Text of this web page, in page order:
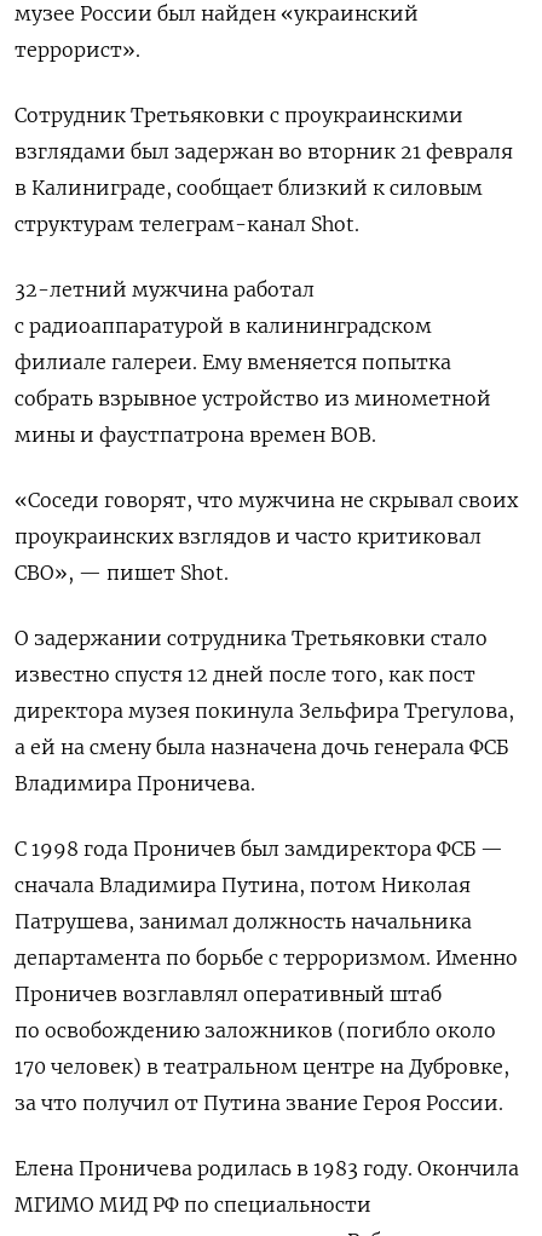
музее России был найден «украинский
террорист».
Сотрудник Третьяковки с проукраинскими
взглядами был задержан во вторник 21 февраля
в Калиниграде, сообщает близкий к силовым
структурам телеграм-канал Shot.
32-летний мужчина работал
с радиоаппаратурой в калининградском
филиале галереи. Ему вменяется попытка
собрать взрывное устройство из минометной
мины и фаустпатрона времен ВОВ.
«Соседи говорят, что мужчина не скрывал своих
проукраинских взглядов и часто критиковал
СВО», — пишет Shot.
О задержании сотрудника Третьяковки стало
известно спустя 12 дней после того, как пост
директора музея покинула Зельфира Трегулова,
а ей на смену была назначена дочь генерала ФСБ
Владимира Проничева.
С 1998 года Проничев был замдиректора ФСБ —
сначала Владимира Путина, потом Николая
Патрушева, занимал должность начальника
департамента по борьбе с терроризмом. Именно
Проничев возглавлял оперативный штаб
по освобождению заложников (погибло около
170 человек) в театральном центре на Дубровке,
за что получил от Путина звание Героя России.
Елена Проничева родилась в 1983 году. Окончила
МГИМО МИД РФ по специальности